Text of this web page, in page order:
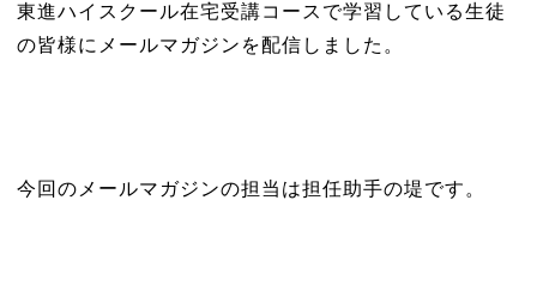
東進ハイスクール在宅受講コースで学習している生徒
の皆様にメールマガジンを配信しました。
今回のメールマガジンの担当は担任助手の堤です。